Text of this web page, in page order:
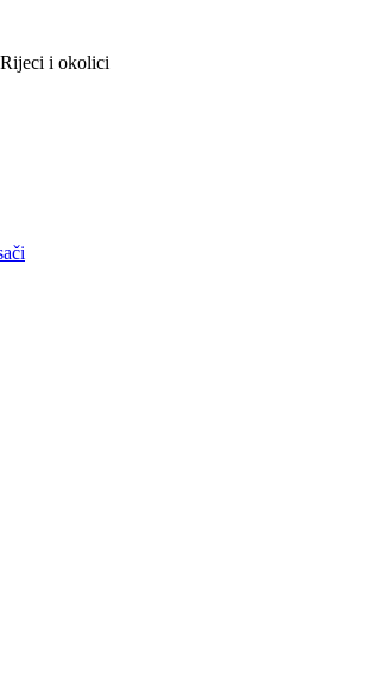
i okolici